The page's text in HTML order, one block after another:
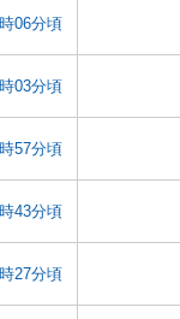
06分頃
03分頃
57分頃
43分頃
27分頃